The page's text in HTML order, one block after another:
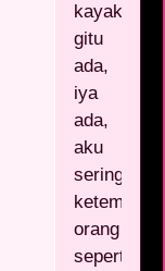
kayak
gitu
ada,
iya
ada,
aku
sering
ketemu
orang
seperti